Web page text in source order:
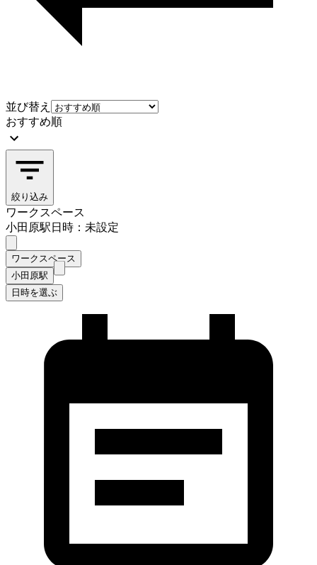
並び替え
おすすめ順
絞り込み
ワークスペース
小田原駅日時：未設定
ワークスペース
小田原駅
日時を選ぶ